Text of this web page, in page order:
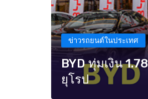
ข่าวรถยนต์ในประเทศ
BYD ทุ่มเงิน
ยุโรป